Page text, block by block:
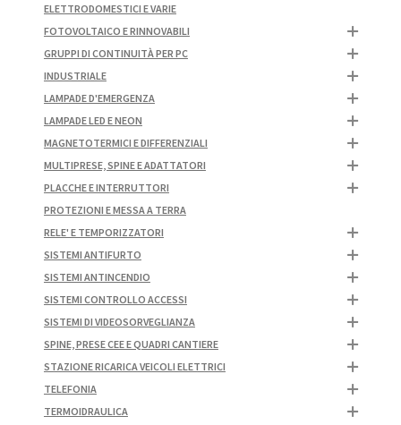
ELETTRODOMESTICI E VARIE
FOTOVOLTAICO E RINNOVABILI
GRUPPI DI CONTINUITÀ PER PC
INDUSTRIALE
LAMPADE D'EMERGENZA
LAMPADE LED E NEON
MAGNETOTERMICI E DIFFERENZIALI
MULTIPRESE, SPINE E ADATTATORI
PLACCHE E INTERRUTTORI
PROTEZIONI E MESSA A TERRA
RELE' E TEMPORIZZATORI
SISTEMI ANTIFURTO
SISTEMI ANTINCENDIO
SISTEMI CONTROLLO ACCESSI
SISTEMI DI VIDEOSORVEGLIANZA
SPINE, PRESE CEE E QUADRI CANTIERE
STAZIONE RICARICA VEICOLI ELETTRICI
TELEFONIA
TERMOIDRAULICA